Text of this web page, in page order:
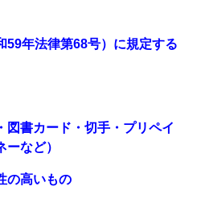
年法律第68号）に規定する
書カード・切手・プリペイ
ーなど）
高いもの